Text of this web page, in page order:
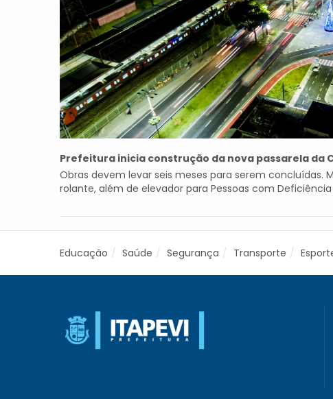
Prefeitura inicia construção da nova passarela da
Obras devem levar seis meses para serem concluídas.
rolante, além de elevador para Pessoas com
Educação Saúde Segurança Transporte